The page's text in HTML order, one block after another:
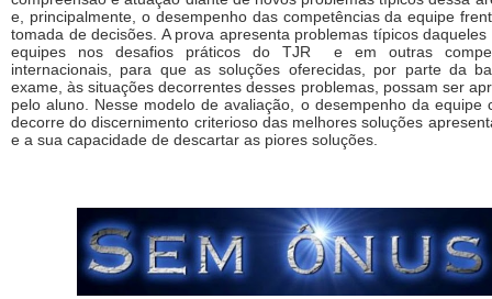
e, principalmente, o desempenho das competências da equipe
tomada de decisões. A prova apresenta problemas típicos
equipes nos desafios práticos do TJR e em outras
internacionais, para que as soluções oferecidas, por parte da
exame, às situações decorrentes desses problemas, possam ser
pelo aluno. Nesse modelo de avaliação, o desempenho da equipe
decorre do discernimento criterioso das melhores soluções
e a sua capacidade de descartar as piores soluções.